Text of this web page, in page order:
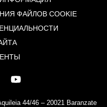
ФАЙЛОВ COOKIE
44/46 – 20021 Baranzate